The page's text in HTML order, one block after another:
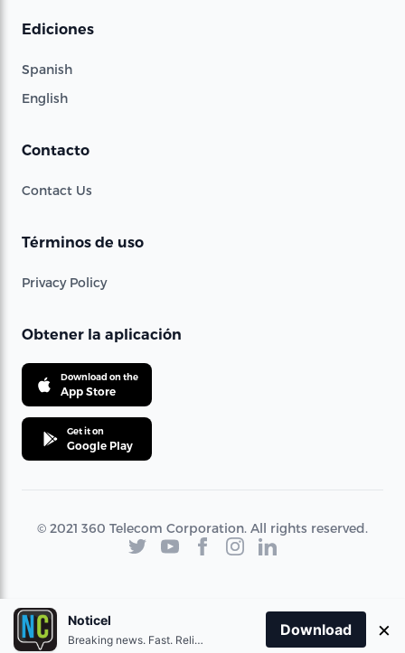
Ediciones
Spanish
English
Contacto
Contact Us
Términos de uso
Privacy Policy
Obtener la aplicación
Download on the
App Store
Get it on
Google Play
© 2021 360 Telecom Corporation. All rights reserved.
Noticel
Breaking news. Fast. Reliable.
Download ×